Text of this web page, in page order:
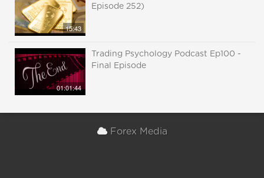
15:43
Episode 252)
01:01:44
Trading Psychology Podcast Ep100 -
Final Episode
Forex Media